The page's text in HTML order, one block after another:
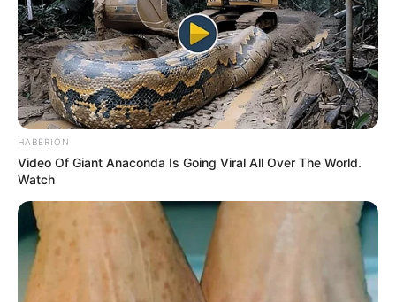
¡Saque las velas! Habrá
cortes de luz en Bogotá y
municipios de
Cundinamarca este jueves
16 de julio
MOSQUERA,
CUNDINAMARCA
Mosquera recibiría a los
grandes del FPC:
Millonarios, América o
Junior podrían jugar en el
HABERION
Video Of Giant Anaconda Is Going Viral All Over The World.
Watch